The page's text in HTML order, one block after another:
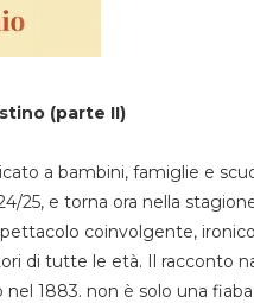
(parte II)
a bambini, famiglie e
25, e torna ora nella
coinvolgente,
di tutte le età. Il racconto
nel 1883. non è solo una